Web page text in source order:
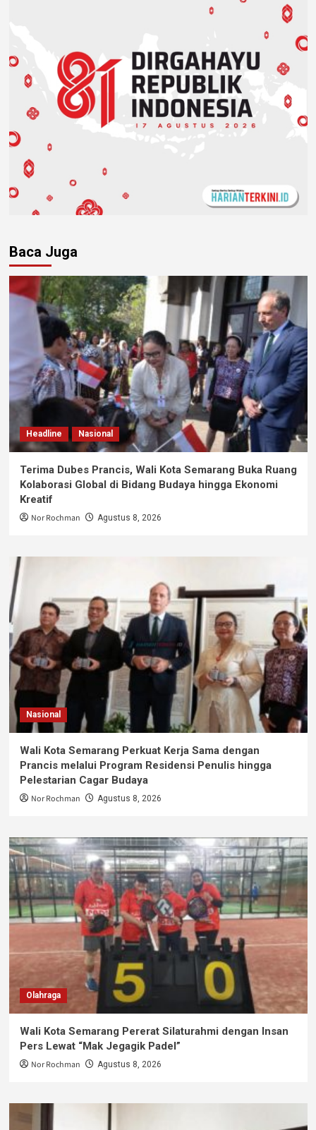
Baca Juga
Headline Nasional
Terima Dubes Prancis, Wali Kota Semarang Buka Ruang
Kolaborasi Global di Bidang Budaya hingga Ekonomi
Kreatif
Nor Rochman Agustus 8, 2026
Nasional
Wali Kota Semarang Perkuat Kerja Sama dengan
Prancis melalui Program Residensi Penulis hingga
Pelestarian Cagar Budaya
Nor Rochman Agustus 8, 2026
Olahraga
Wali Kota Semarang Pererat Silaturahmi dengan Insan
Pers Lewat “Mak Jegagik Padel”
Nor Rochman Agustus 8, 2026